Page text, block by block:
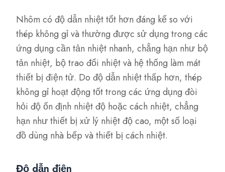
Nhôm có độ dẫn nhiệt tốt hơn đáng kể so với
thép không gỉ và thường được sử dụng trong các
ứng dụng cần tản nhiệt nhanh, chẳng hạn như bộ
tản nhiệt, bộ trao đổi nhiệt và hệ thống làm mát
thiết bị điện tử. Do độ dẫn nhiệt thấp hơn, thép
không gỉ hoạt động tốt trong các ứng dụng đòi
hỏi độ ổn định nhiệt độ hoặc cách nhiệt, chẳng
hạn như thiết bị xử lý nhiệt độ cao, một số loại
đồ dùng nhà bếp và thiết bị cách nhiệt.
Độ dẫn điện